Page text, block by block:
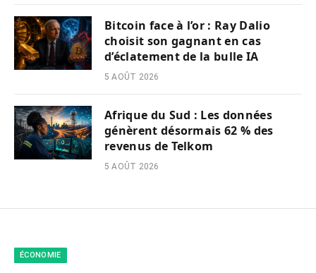
Bitcoin face à l’or : Ray Dalio
choisit son gagnant en cas
d’éclatement de la bulle IA
5 AOÛT 2026
Afrique du Sud : Les données
génèrent désormais 62 % des
revenus de Telkom
5 AOÛT 2026
ÉCONOMIE